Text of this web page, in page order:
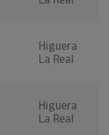
Higuera
La Real
Higuera
La Real